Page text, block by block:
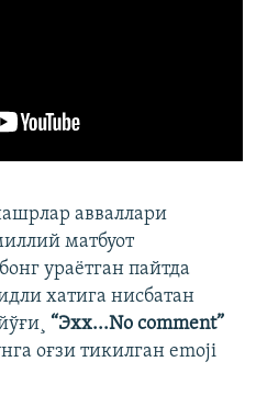
авваллари
матбуот
ураётган пайтда
хатига нисбатан
“Эхх...No comment”
оғзи тикилган emoji